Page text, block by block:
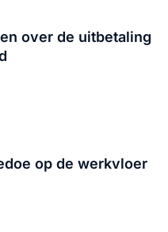
over de uitbetaling
op de werkvloer